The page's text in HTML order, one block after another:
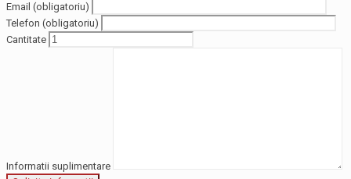
Email (obligatoriu)
Telefon (obligatoriu)
Cantitate
Informatii suplimentare